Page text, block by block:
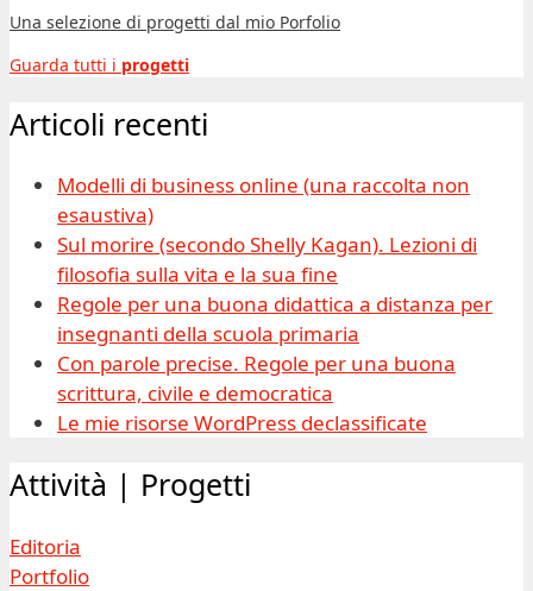
Una selezione di progetti dal mio Porfolio
Guarda tutti i progetti
Articoli recenti
Modelli di business online (una raccolta non
esaustiva)
Sul morire (secondo Shelly Kagan). Lezioni di
filosofia sulla vita e la sua fine
Regole per una buona didattica a distanza per
insegnanti della scuola primaria
Con parole precise. Regole per una buona
scrittura, civile e democratica
Le mie risorse WordPress declassificate
Attività | Progetti
Editoria
Portfolio